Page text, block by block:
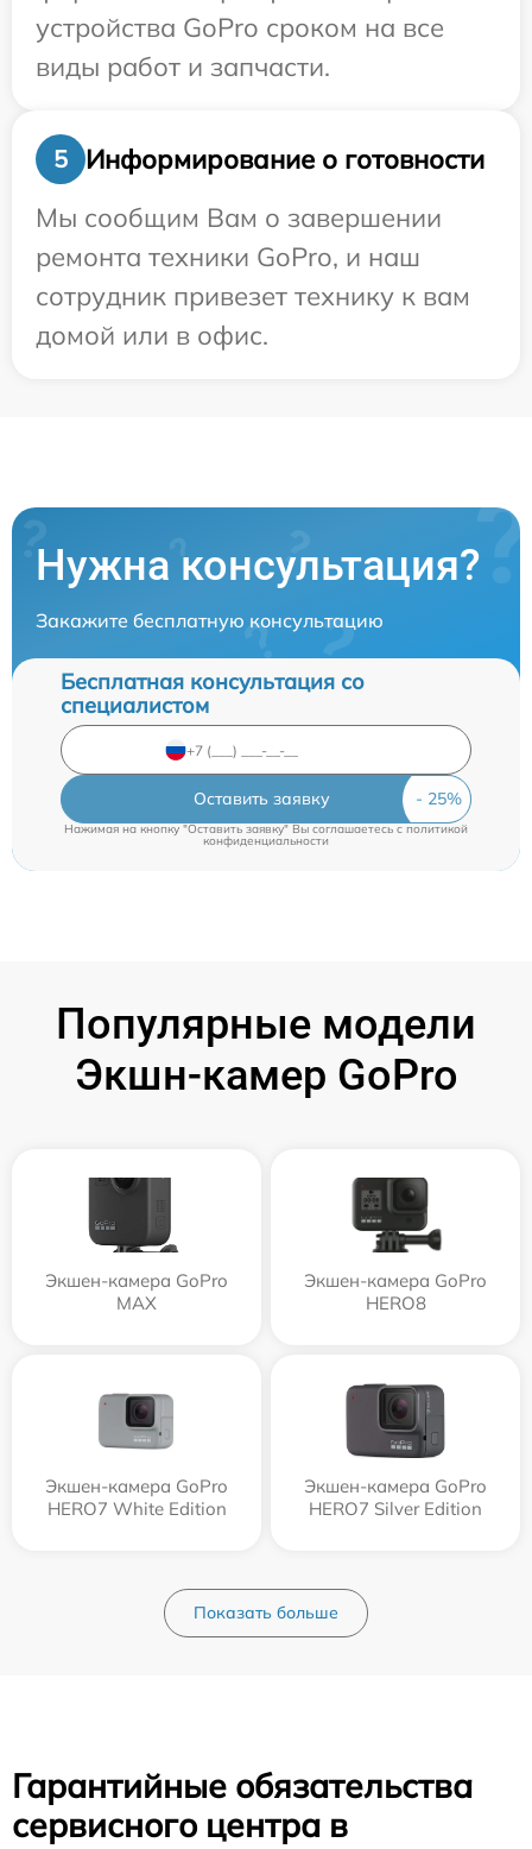
устройства GoPro сроком на все
виды работ и запчасти.
5
Информирование о готовности
Мы сообщим Вам о завершении
ремонта техники GoPro, и наш
сотрудник привезет технику к вам
домой или в офис.
Нужна консультация?
Закажите бесплатную консультацию
Бесплатная консультация со
специалистом
Оставить заявку
Нажимая на кнопку "Оставить заявку" Вы соглашаетесь c политикой
конфиденциальности
Популярные модели
Экшн-камер GoPro
Экшен-камера GoPro
MAX
Экшен-камера GoPro
HERO8
Экшен-камера GoPro
HERO7 White Edition
Экшен-камера GoPro
HERO7 Silver Edition
Показать больше
Гарантийные обязательства
сервисного центра в